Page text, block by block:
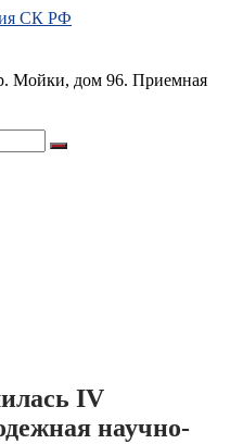
Мойки, дом 96. Приемная
IV
научно-